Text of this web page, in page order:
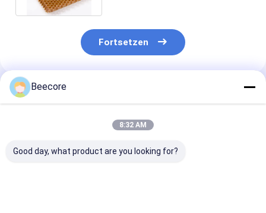
Fortsetzen
Empfohlene Produkte
Beecore
8:32 AM
Good day, what product are you looking for?